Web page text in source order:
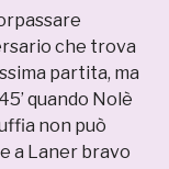
che trova
partita, ma
quando Nolè
non può
a Laner bravo